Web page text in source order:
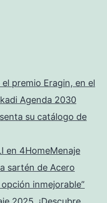
premio Eragin, en el
Agenda 2030
su catálogo de
en 4HomeMenaje
sartén de Acero
inmejorable”